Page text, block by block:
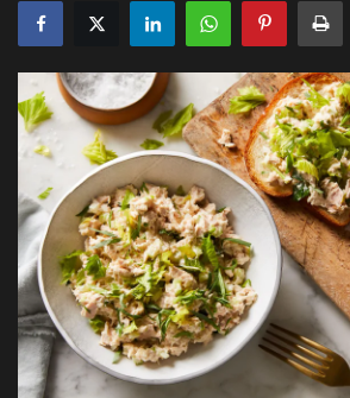
Про нас
Підтримати проєкт
Правила для блогерів
Суспільство
Галерея
Політика
Економіка